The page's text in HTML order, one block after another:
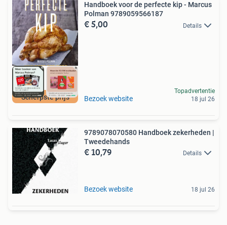
Scherpste prijs
Handboek voor de perfecte kip - Marcus
Polman 9789059566187
€ 5,00 Details
Bezoek website
Topadvertentie
18 jul 26
9789078070580 Handboek zekerheden |
Tweedehands
€ 10,79 Details
Bezoek website 18 jul 26